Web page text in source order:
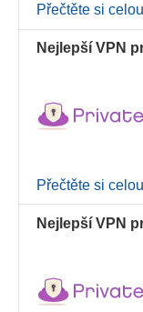
Přečtěte si
Nejlepší VPN
Přečtěte si
Nejlepší VPN